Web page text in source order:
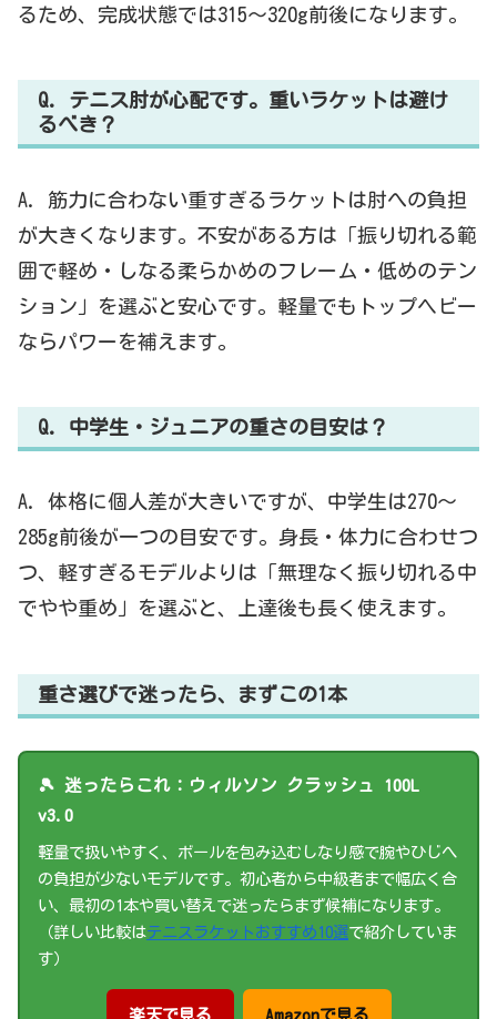
るため、完成状態では315〜320g前後になります。
Q. テニス肘が心配です。重いラケットは避け
るべき？
A. 筋力に合わない重すぎるラケットは肘への負担
が大きくなります。不安がある方は「振り切れる範
囲で軽め・しなる柔らかめのフレーム・低めのテン
ション」を選ぶと安心です。軽量でもトップヘビー
ならパワーを補えます。
Q. 中学生・ジュニアの重さの目安は？
A. 体格に個人差が大きいですが、中学生は270〜
285g前後が一つの目安です。身長・体力に合わせつ
つ、軽すぎるモデルよりは「無理なく振り切れる中
でやや重め」を選ぶと、上達後も長く使えます。
重さ選びで迷ったら、まずこの1本
🎾 迷ったらこれ：ウィルソン クラッシュ 100L
v3.0
軽量で扱いやすく、ボールを包み込むしなり感で腕やひじへ
の負担が少ないモデルです。初心者から中級者まで幅広く合
い、最初の1本や買い替えで迷ったらまず候補になります。
（詳しい比較はテニスラケットおすすめ10選で紹介していま
す）
楽天で見る Amazonで見る